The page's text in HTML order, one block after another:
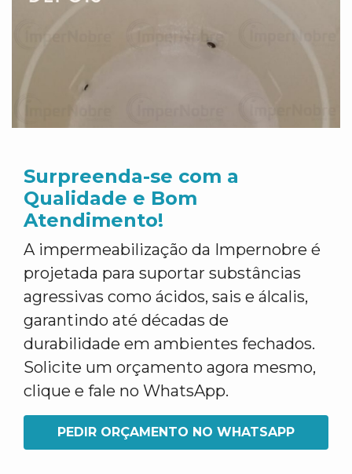
Surpreenda-se com a
Qualidade e Bom
Atendimento!
A impermeabilização da Impernobre é
projetada para suportar substâncias
agressivas como ácidos, sais e álcalis,
garantindo até décadas de
durabilidade em ambientes fechados.
Solicite um orçamento agora mesmo,
clique e fale no WhatsApp.
PEDIR ORÇAMENTO NO WHATSAPP